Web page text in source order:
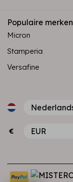
Populaire merken
Micron
Stamperia
Versafine
€